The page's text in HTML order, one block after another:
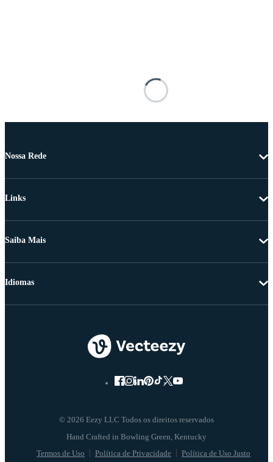
Nossa Rede
Links
Saiba Mais
© 2026 Eezy LLC Todos os direitos reservados
Termos de Uso Política de Privacidade Política de Uso Justo
Idiomas